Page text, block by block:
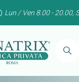
Lun / Ven 8.00 - 20.00,